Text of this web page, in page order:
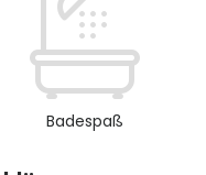
Badespaß